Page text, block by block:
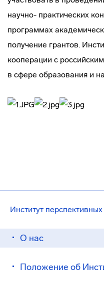
Институт
О нас
Положение об
научно- практических
программах
получение грантов.
кооперации с
в сфере образования и